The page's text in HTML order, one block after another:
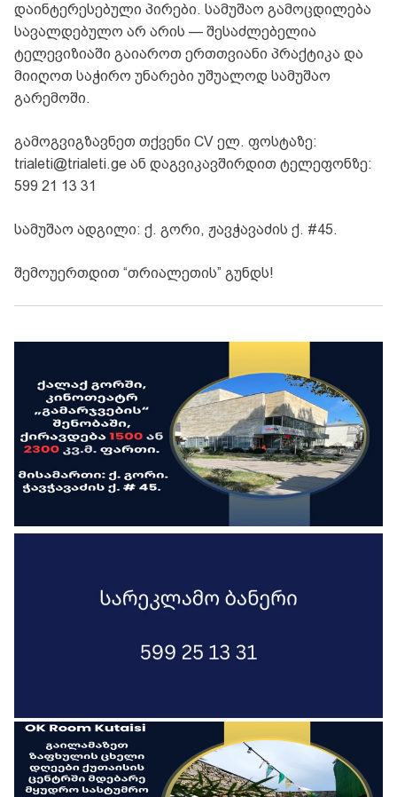
დაინტერესებული პირები. სამუშაო გამოცდილება
სავალდებულო არ არის — შესაძლებელია
ტელევიზიაში გაიაროთ ერთთვიანი პრაქტიკა და
მიიღოთ საჭირო უნარები უშუალოდ სამუშაო
გარემოში.
გამოგვიგზავნეთ თქვენი CV ელ. ფოსტაზე:
trialeti@trialeti.ge ან დაგვიკავშირდით ტელეფონზე:
599 21 13 31
სამუშაო ადგილი: ქ. გორი, ჟავჭავაძის ქ. #45.
შემოუერთდით “თრიალეთის” გუნდს!